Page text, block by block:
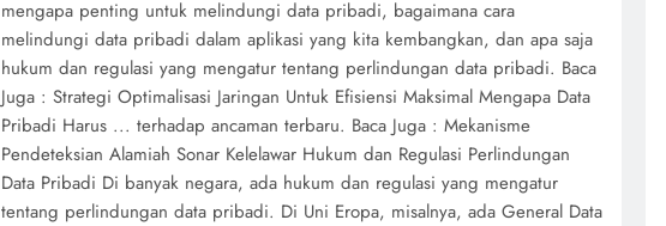
mengapa penting untuk melindungi data pribadi, bagaimana cara
melindungi data pribadi dalam aplikasi yang kita kembangkan, dan apa saja
hukum dan regulasi yang mengatur tentang perlindungan data pribadi. Baca
Juga : Strategi Optimalisasi Jaringan Untuk Efisiensi Maksimal Mengapa Data
Pribadi Harus ... terhadap ancaman terbaru. Baca Juga : Mekanisme
Pendeteksian Alamiah Sonar Kelelawar Hukum dan Regulasi Perlindungan
Data Pribadi Di banyak negara, ada hukum dan regulasi yang mengatur
tentang perlindungan data pribadi. Di Uni Eropa, misalnya, ada General Data